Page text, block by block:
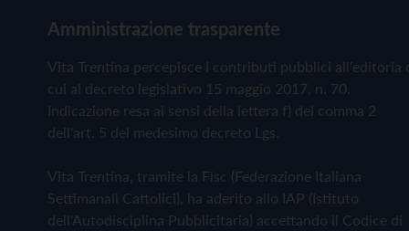
Amministrazione trasparente
Vita Trentina percepisce i contributi pubblici all'editoria
cui al decreto legislativo 15 maggio 2017, n. 70.
Indicazione resa ai sensi della lettera f) del comma 2
dell'art. 5 del medesimo decreto Lgs.
Vita Trentina, tramite la Fisc (Federazione Italiana
Settimanali Cattolici), ha aderito allo IAP (Istituto
dell'Autodisciplina Pubblicitaria) accettando il Codice di